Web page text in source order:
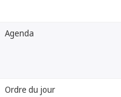
Agenda
Ordre du jour